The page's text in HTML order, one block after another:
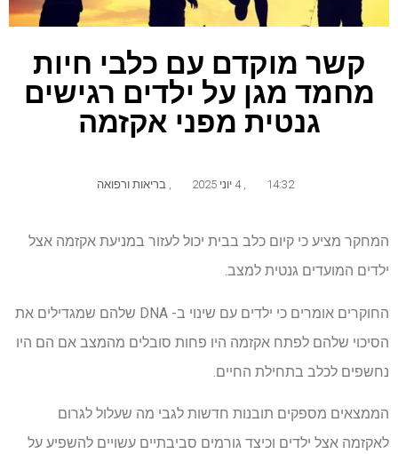
קשר מוקדם עם כלבי חיות
מחמד מגן על ילדים רגישים
גנטית מפני אקזמה
14:32 4 יוני 2025 בריאות ורפואה
המחקר מציע כי קיום כלב בבית יכול לעזור במניעת אקזמה אצל
ילדים המועדים גנטית למצב.
החוקרים אומרים כי ילדים עם שינוי ב- DNA שלהם שמגדילים את
הסיכוי שלהם לפתח אקזמה היו פחות סובלים מהמצב אם הם היו
נחשפים לכלב בתחילת החיים.
הממצאים מספקים תובנות חדשות לגבי מה שעלול לגרום
לאקזמה אצל ילדים וכיצד גורמים סביבתיים עשויים להשפיע על